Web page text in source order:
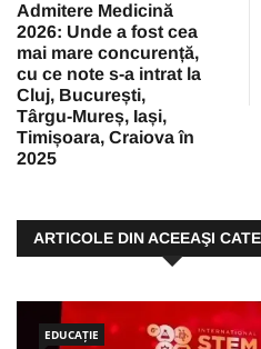
Admitere Medicină
2026: Unde a fost cea
mai mare concurență,
cu ce note s-a intrat la
Cluj, București,
Târgu-Mureș, Iași,
Timișoara, Craiova în
2025
ARTICOLE DIN ACEEAŞI
EDUCAȚIE